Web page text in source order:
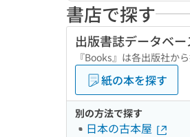
書店で探す
出版書誌データベー
『Books』は各出版社か
紙の本を探す
別の方法で探す
日本の古本屋